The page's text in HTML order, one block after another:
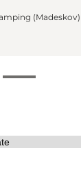
(Madeskov)